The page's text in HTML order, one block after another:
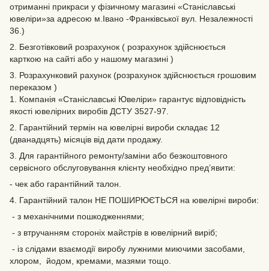
отриманні прикраси у фізичному магазині «Станіславські
ювеліри»за адресою м.Івано -Франківської вул. Незалежності
36.)
2. Безготівковий розрахунок ( розрахунок здійснюється
карткою на сайті або у нашому магазині )
3. Розрахунковий рахунок (розрахунок здійснюється грошовим
переказом )
1. Компанія «Станіславські Ювеліри» гарантує відповідність
якості ювелірних виробів ДСТУ 3527-97.
2. Гарантійний термін на ювелірні вироби складає 12
(дванадцять) місяців від дати продажу.
3. Для гарантійного ремонту/заміни або безкоштовного
сервісного обслуговування клієнту необхідно пред’явити:
- чек або гарантійний талон.
4. Гарантійний талон НЕ ПОШИРЮЄТЬСЯ на ювелірні вироби:
- з механічними пошкодженнями;
- з втручанням стороніх майстрів в ювелірний виріб;
- із слідами взаємодії виробу лужними миючими засобами,
хлором, йодом, кремами, мазями тощо.